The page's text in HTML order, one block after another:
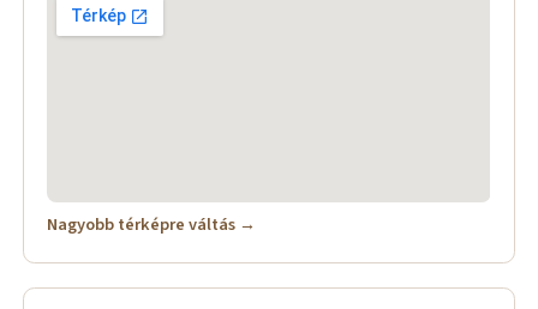
Nagyobb térképre váltás →